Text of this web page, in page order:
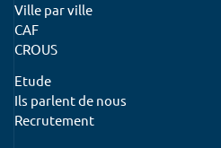
Ville par ville
CAF
CROUS
Etude
Ils parlent de nous
Recrutement